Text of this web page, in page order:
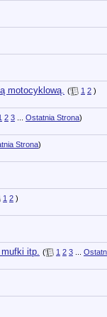
motocyklową. ( 1 2 )
2 3 Ostatnia Strona)
Strona)
1 2 )
mufki itp. ( 1 2 3